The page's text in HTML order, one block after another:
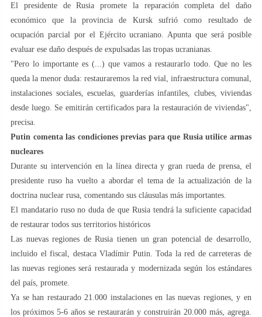
El presidente de Rusia promete la reparación completa del daño
económico que la provincia de Kursk sufrió como resultado de
ocupación parcial por el Ejército ucraniano. Apunta que será posible
evaluar ese daño después de expulsadas las tropas ucranianas.
"Pero lo importante es (...) que vamos a restaurarlo todo. Que no les
queda la menor duda: restauraremos la red vial, infraestructura comunal,
instalaciones sociales, escuelas, guarderías infantiles, clubes, viviendas
desde luego. Se emitirán certificados para la restauración de viviendas",
precisa.
Putin comenta las condiciones previas para que Rusia utilice armas
nucleares
Durante su intervención en la línea directa y gran rueda de prensa, el
presidente ruso ha vuelto a abordar el tema de la actualización de la
doctrina nuclear rusa, comentando sus cláusulas más importantes.
El mandatario ruso no duda de que Rusia tendrá la suficiente capacidad
de restaurar todos sus territorios históricos
Las nuevas regiones de Rusia tienen un gran potencial de desarrollo,
incluido el fiscal, destaca Vladímir Putin. Toda la red de carreteras de
las nuevas regiones será restaurada y modernizada según los estándares
del país, promete.
Ya se han restaurado 21.000 instalaciones en las nuevas regiones, y en
los próximos 5-6 años se restaurarán y construirán 20.000 más, agrega.